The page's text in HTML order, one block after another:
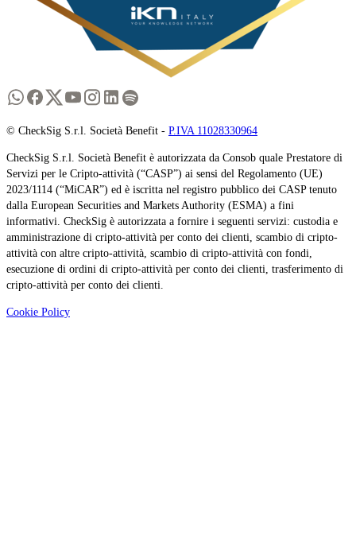
© CheckSig S.r.l. Società Benefit - P.IVA 11028330964
CheckSig S.r.l. Società Benefit è autorizzata da Consob quale Prestatore di
Servizi per le Cripto-attività (“CASP”) ai sensi del Regolamento (UE)
2023/1114 (“MiCAR”) ed è iscritta nel registro pubblico dei CASP tenuto
dalla European Securities and Markets Authority (ESMA) a fini
informativi. CheckSig è autorizzata a fornire i seguenti servizi: custodia e
amministrazione di cripto-attività per conto dei clienti, scambio di cripto-
attività con altre cripto-attività, scambio di cripto-attività con fondi,
esecuzione di ordini di cripto-attività per conto dei clienti, trasferimento di
cripto-attività per conto dei clienti.
Cookie Policy